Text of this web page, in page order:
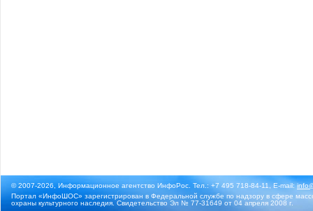
© 2007-2026, Информационное агентство ИнфоРос. Тел.: +7 495 718-84-11, E-mail:
Портал «ИнфоШОС» зарегистрирован в Федеральной службе по надзору в сфере
охраны культурного наследия. Свидетельство Эл № 77-31649 от 04 апреля 2008 г.